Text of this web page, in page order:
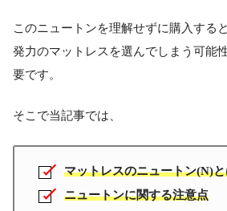
このニュートンを理解せずに購入する
発力のマットレスを選んでしまう可能
要です。
そこで当記事では、
マットレスのニュートン(N)
ニュートンに関する注意点